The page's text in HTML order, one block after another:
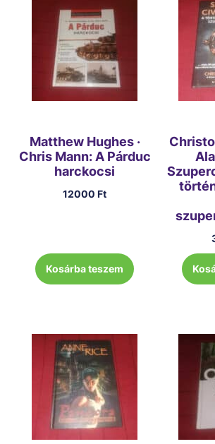
Matthew Hughes ·
Chris Mann: A Párduc
harckocsi
12000Ft
Kosárba teszem